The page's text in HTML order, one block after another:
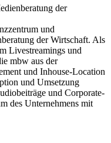
der
und
der Wirtschaft. Als
Livestreamings und
mbw aus der
und Inhouse-Location
und Umsetzung
und Corporate-
des Unternehmens mit